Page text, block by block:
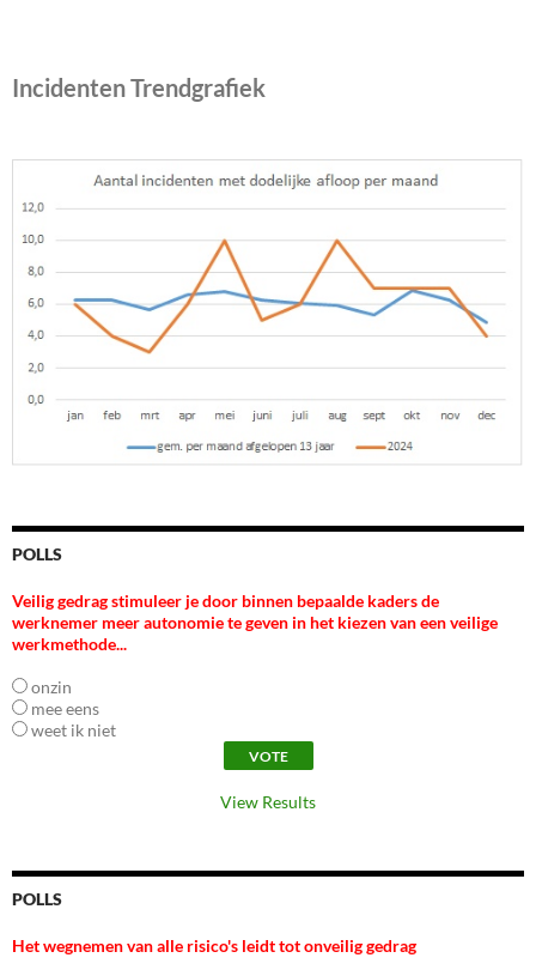
Incidenten Trendgrafiek
POLLS
Veilig gedrag stimuleer je door binnen bepaalde kaders de
werknemer meer autonomie te geven in het kiezen van een veilige
werkmethode...
onzin
mee eens
weet ik niet
View Results
POLLS
Het wegnemen van alle risico's leidt tot onveilig gedrag